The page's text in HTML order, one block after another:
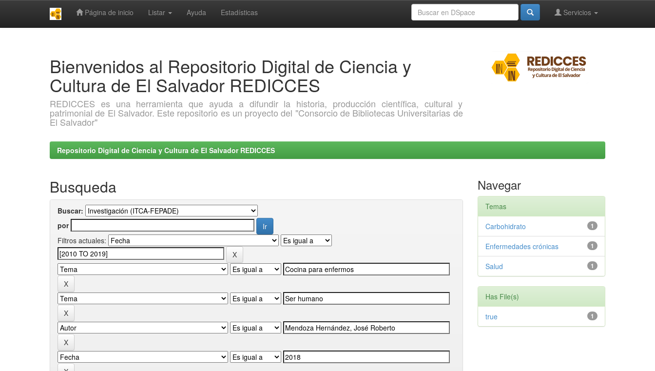
Página de inicio Listar Ayuda Estadísticas Servicios
Bienvenidos al Repositorio Digital de Ciencia y
Cultura de El Salvador REDICCES
REDICCES es una herramienta que ayuda a difundir la historia, producción científica, cultural y
patrimonial de El Salvador. Este repositorio es un proyecto del "Consorcio de Bibliotecas Universitarias de
El Salvador"
Repositorio Digital de Ciencia y Cultura de El Salvador REDICCES
Busqueda
Buscar:
por
Filtros actuales:
Navegar
Temas
1
Carbohidrato
1
Enfermedades crónicas
1
Salud
Has File(s)
1
true